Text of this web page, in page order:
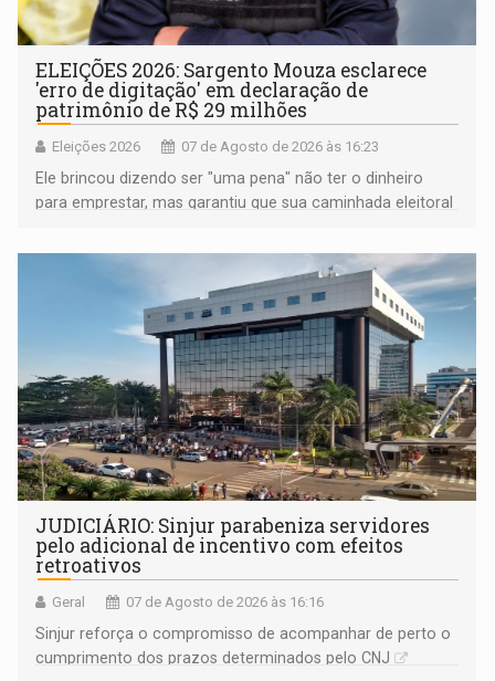
ELEIÇÕES 2026: Sargento Mouza esclarece
'erro de digitação' em declaração de
patrimônio de R$ 29 milhões
Eleições 2026 07 de Agosto de 2026 às 16:23
Ele brincou dizendo ser "uma pena" não ter o dinheiro
para emprestar, mas garantiu que sua caminhada eleitoral
JUDICIÁRIO: Sinjur parabeniza servidores
pelo adicional de incentivo com efeitos
retroativos
Geral 07 de Agosto de 2026 às 16:16
Sinjur reforça o compromisso de acompanhar de perto o
cumprimento dos prazos determinados pelo CNJ